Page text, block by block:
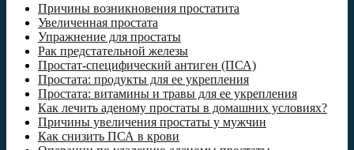
Причины возникновения простатита
Увеличенная простата
Упражнение для простаты
Рак предстательной железы
Простат-специфический антиген (ПСА)
Простата: продукты для ее укрепления
Простата: витамины и травы для ее укрепления
Как лечить аденому простаты в домашних условиях?
Причины увеличения простаты у мужчин
Как снизить ПСА в крови